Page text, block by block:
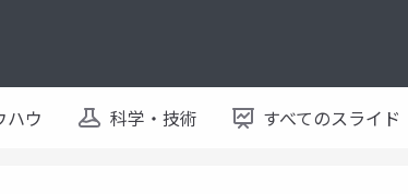
ハウ 科学・技術 すべてのスライド